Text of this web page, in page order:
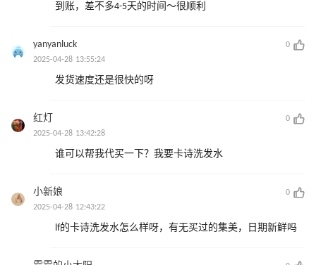
到账，差不多4-5天的时间～很顺利 ​
yanyanluck
0
2025-04-28 13:55:24
发货速度还是很快的呀
红灯
0
2025-04-28 13:42:28
谁可以帮我代买一下？我要卡诗洗发水
小新娘
0
2025-04-28 12:43:22
lf的卡诗洗发水怎么样呀，有无买过的集美，日期新鲜吗